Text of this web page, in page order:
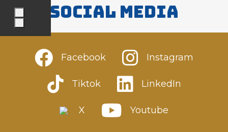
Social media
Facebook Instagram
Tiktok LinkedIn
X Youtube